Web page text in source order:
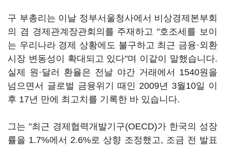
구 부총리는 이날 정부서울청사에서 비상경제본부회
의 겸 경제관계장관회의를 주재하고 "호조세를 보이
는 우리나라 경제 상황에도 불구하고 최근 금융·외환
시장 변동성이 확대되고 있다"며 이같이 말했습니다.
실제 원·달러 환율은 전날 야간 거래에서 1540원을
넘으면서 글로벌 금융위기 때인 2009년 3월10일 이
후 17년 만에 최고치를 기록한 바 있습니다.
그는 "최근 경제협력개발기구(OECD)가 한국의 성장
률을 1.7%에서 2.6%로 상향 조정했고, 조금 전 발표